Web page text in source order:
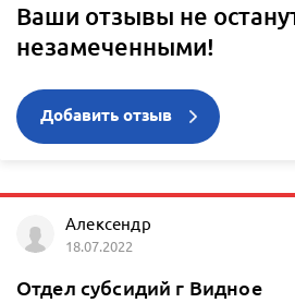
Ваши отзывы не
незамеченными!
Добавить отзыв
Алексендр
18.07.2022
Отдел субсидий г Видное